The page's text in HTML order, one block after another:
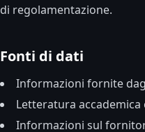
di regolamentazione.
Fonti di dati
Informazioni fornite
Letteratura
Informazioni sul